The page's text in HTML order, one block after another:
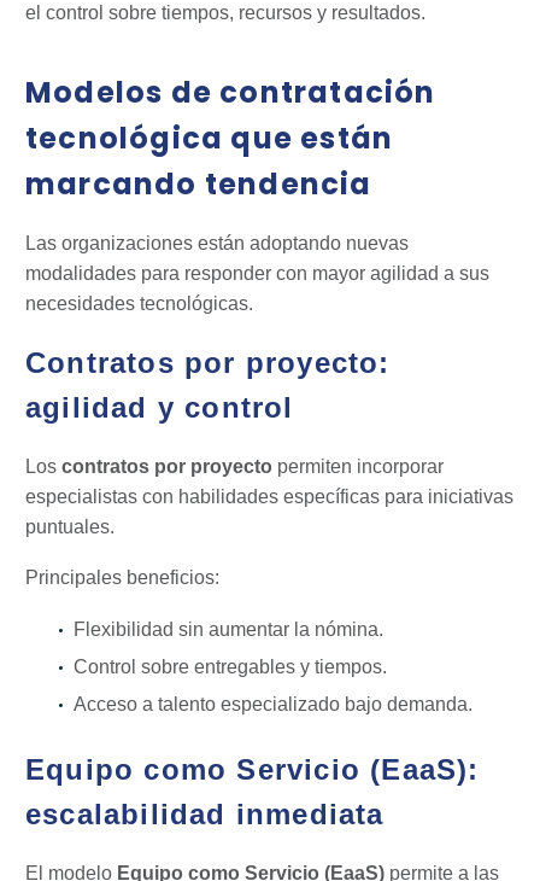
el control sobre tiempos, recursos y resultados.
Modelos de contratación
tecnológica que están
marcando tendencia
Las organizaciones están adoptando nuevas
modalidades para responder con mayor agilidad a sus
necesidades tecnológicas.
Contratos por proyecto:
agilidad y control
Los contratos por proyecto permiten incorporar
especialistas con habilidades específicas para iniciativas
puntuales.
Principales beneficios:
Flexibilidad sin aumentar la nómina.
Control sobre entregables y tiempos.
Acceso a talento especializado bajo demanda.
Equipo como Servicio (EaaS):
escalabilidad inmediata
El modelo Equipo como Servicio (EaaS) permite a las